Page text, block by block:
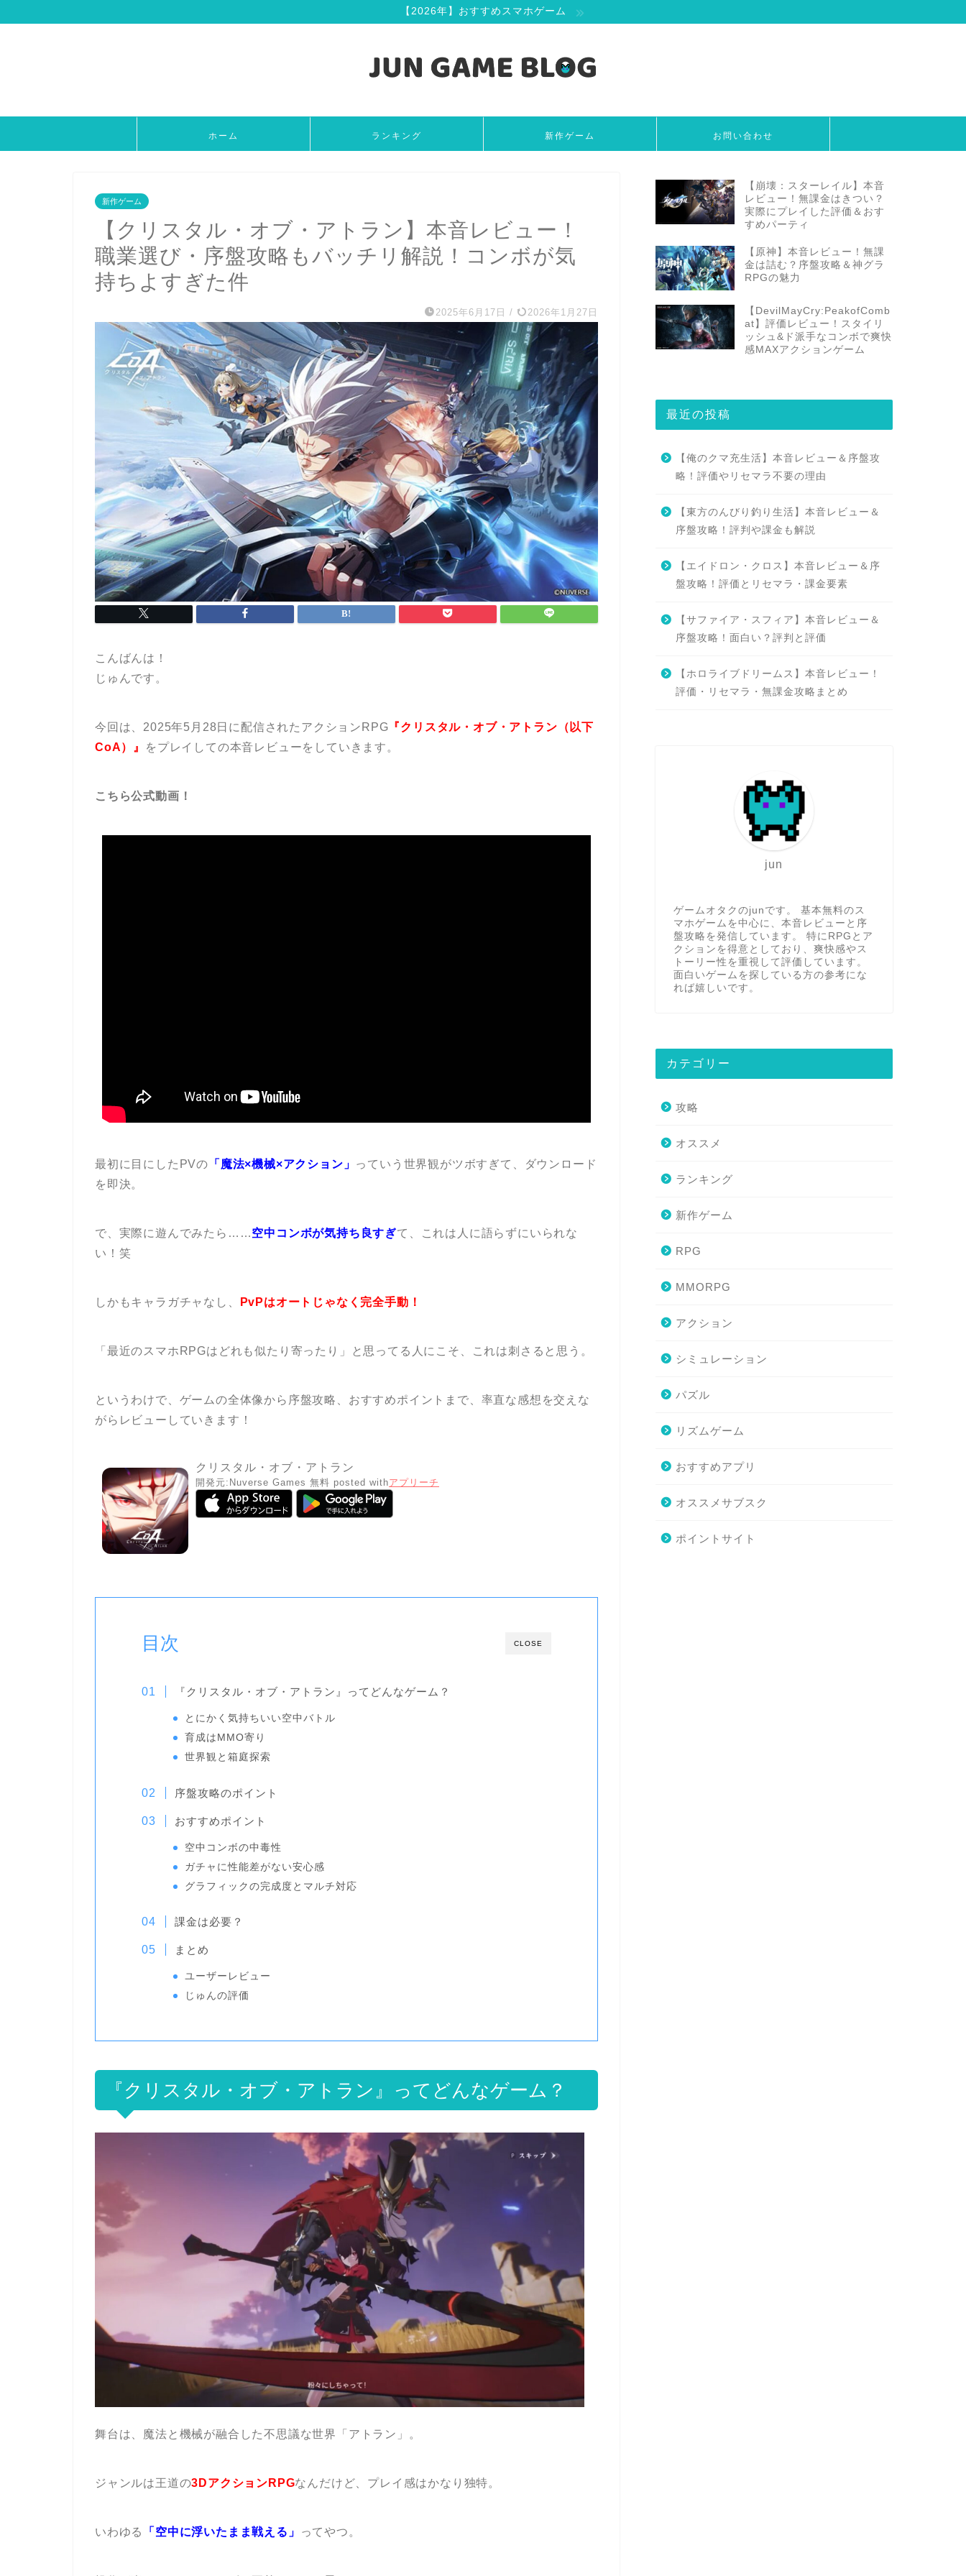
【2026年】おすすめスマホゲーム
ホーム ランキング 新作ゲーム お問い合わせ
新作ゲーム
【クリスタル・オブ・アトラン】本音レビュー！
職業選び・序盤攻略もバッチリ解説！コンボが気
持ちよすぎた件
2025年6月17日 / 2026年1月27日
こんばんは！
じゅんです。
今回は、2025年5月28日に配信されたアクションRPG 『クリスタル・オブ・アトラン（以下
CoA）』
をプレイしての本音レビューをしていきます。
こちら公式動画！
最初に目にしたPVの 「魔法×機械×アクション」 っていう世界観がツボすぎて、ダウンロード
を即決。
で、実際に遊んでみたら……空中コンボが気持ち良すぎて、これは人に語らずにいられな
い！笑
しかもキャラガチャなし、 PvPはオートじゃなく完全手動！
「最近のスマホRPGはどれも似たり寄ったり」と思ってる人にこそ、これは刺さると思う。
というわけで、ゲームの全体像から序盤攻略、おすすめポイントまで、率直な感想を交えな
がらレビューしていきます！
クリスタル・オブ・アトラン
開発元: Nuverse Games 無料 posted withアプリーチ
CLOSE
目次
『クリスタル・オブ・アトラン』ってどんなゲーム？
とにかく気持ちいい空中バトル
育成はMMO寄り
世界観と箱庭探索
序盤攻略のポイント
おすすめポイント
空中コンボの中毒性
ガチャに性能差がない安心感
グラフィックの完成度とマルチ対応
課金は必要？
まとめ
ユーザーレビュー
じゅんの評価
『クリスタル・オブ・アトラン』ってどんなゲーム？
舞台は、魔法と機械が融合した不思議な世界「アトラン」。
ジャンルは王道の3DアクションRPGなんだけど、プレイ感はかなり独特。
いわゆる 「空中に浮いたまま戦える」 ってやつ。
【崩壊：スターレイル】本音
レビュー！無課金はきつい？
実際にプレイした評価＆おす
すめパーティ
【原神】本音レビュー！無課
金は詰む？序盤攻略＆神グラ
RPGの魅力
【DevilMayCry:PeakofComb
at】評価レビュー！スタイリ
ッシュ&ド派手なコンボで爽快
感MAXアクションゲーム
最近の投稿
【俺のクマ充生活】本音レビュー＆序盤攻
略！評価やリセマラ不要の理由
【東方のんびり釣り生活】本音レビュー＆
序盤攻略！評判や課金も解説
【エイドロン・クロス】本音レビュー＆序
盤攻略！評価とリセマラ・課金要素
【サファイア・スフィア】本音レビュー＆
序盤攻略！面白い？評判と評価
【ホロライブドリームス】本音レビュー！
評価・リセマラ・無課金攻略まとめ
jun
ゲームオタクのjunです。 基本無料のス
マホゲームを中心に、本音レビューと序
盤攻略を発信しています。 特にRPGとア
クションを得意としており、爽快感やス
トーリー性を重視して評価しています。
面白いゲームを探している方の参考にな
れば嬉しいです。
カテゴリー
攻略
オススメ
ランキング
新作ゲーム
RPG
MMORPG
アクション
シミュレーション
パズル
リズムゲーム
おすすめアプリ
オススメサブスク
ポイントサイト